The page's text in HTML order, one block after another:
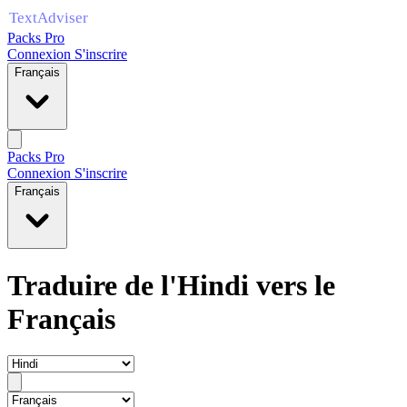
Packs Pro
Connexion S'inscrire
Français
Packs Pro
Connexion S'inscrire
Français
Traduire de l'Hindi vers le
Français